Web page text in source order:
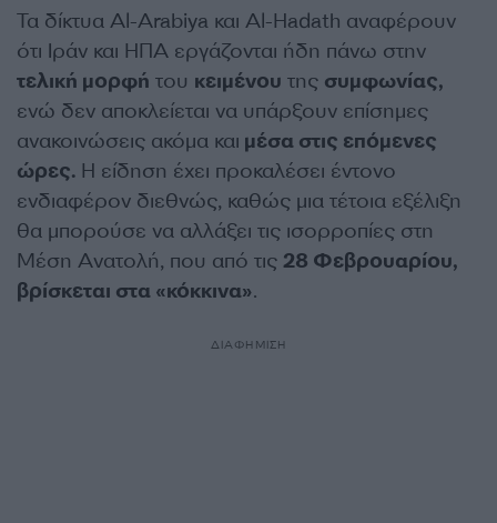
Τα δίκτυα Al-Arabiya και Al-Hadath αναφέρουν
ότι Ιράν και ΗΠΑ εργάζονται ήδη πάνω στην
τελική μορφή του κειμένου της συμφωνίας,
ενώ δεν αποκλείεται να υπάρξουν επίσημες
ανακοινώσεις ακόμα και μέσα στις επόμενες
ώρες. Η είδηση έχει προκαλέσει έντονο
ενδιαφέρον διεθνώς, καθώς μια τέτοια εξέλιξη
θα μπορούσε να αλλάξει τις ισορροπίες στη
Μέση Ανατολή, που από τις 28 Φεβρουαρίου,
βρίσκεται στα «κόκκινα».
ΔΙΑΦΗΜΙΣΗ